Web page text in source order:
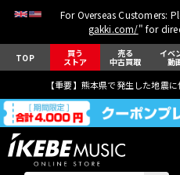
For Overseas Customers:
gakki.com/" for
TOP 買う
ストア
売る
中古買取
イベ
動
【重要】熊本県で発生した地震